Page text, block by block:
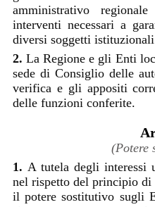
amministrativo
interventi necessari a
diversi soggetti
2.La Regione e gli Enti
sede di Consiglio delle
verifica e gli appositi
delle funzioni conferite.
(Potere
1. A tutela degli interessi
nel rispetto del principio di
il potere sostitutivo sugli